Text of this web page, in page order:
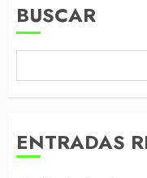
BUSCAR
ENTRADAS